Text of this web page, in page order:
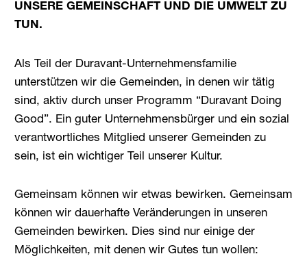
UNSERE GEMEINSCHAFT UND DIE UMWELT ZU
TUN.
Als Teil der Duravant-Unternehmensfamilie
unterstützen wir die Gemeinden, in denen wir tätig
sind, aktiv durch unser Programm “Duravant Doing
Good”. Ein guter Unternehmensbürger und ein sozial
verantwortliches Mitglied unserer Gemeinden zu
sein, ist ein wichtiger Teil unserer Kultur.
Gemeinsam können wir etwas bewirken. Gemeinsam
können wir dauerhafte Veränderungen in unseren
Gemeinden bewirken. Dies sind nur einige der
Möglichkeiten, mit denen wir Gutes tun wollen: